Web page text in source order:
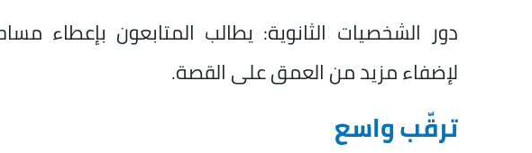
دور الشخصيات الثانوية: يطالب المتابعون بإعطاء
لإضفاء مزيد من العمق على القصة.
ترقّب واسع